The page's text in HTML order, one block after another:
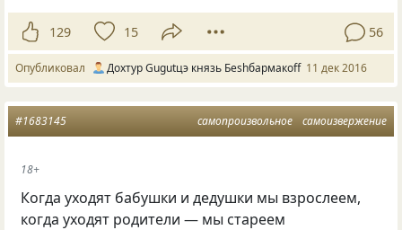
129 15 56
Опубликовал Дохтур Gugutцэ князь Беshбармакоff 11 дек 2016
самопроизвольное самоизвержение
#1683145
18+
Когда уходят бабушки и дедушки мы взрослеем,
когда уходят родители — мы стареем